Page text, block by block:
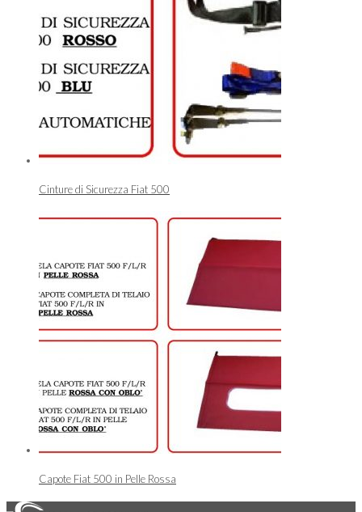
Cinture di Sicurezza Fiat 500
Capote Fiat 500 in Pelle Rossa